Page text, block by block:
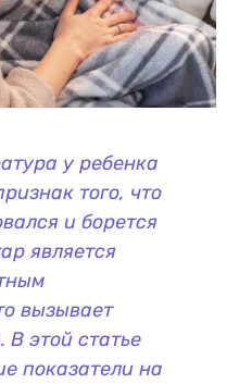
у ребенка
того, что
и борется
является
вызывает
В этой статье
показатели на